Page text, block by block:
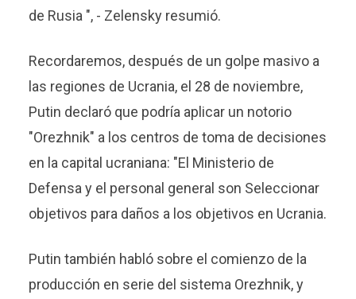
de Rusia ", - Zelensky resumió.
Recordaremos, después de un golpe masivo a
las regiones de Ucrania, el 28 de noviembre,
Putin declaró que podría aplicar un notorio
"Orezhnik" a los centros de toma de decisiones
en la capital ucraniana: "El Ministerio de
Defensa y el personal general son Seleccionar
objetivos para daños a los objetivos en Ucrania.
Putin también habló sobre el comienzo de la
producción en serie del sistema Orezhnik, y